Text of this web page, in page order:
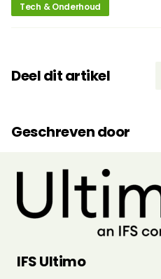
Tech & Onderhoud
Deel dit artikel
Geschreven door
IFS Ultimo